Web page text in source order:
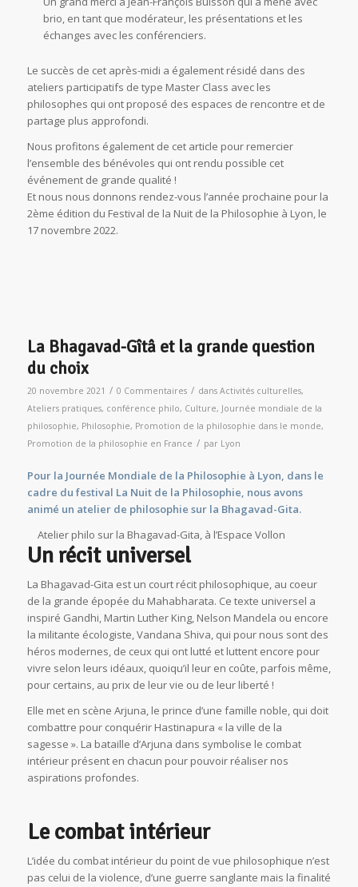
brio, en tant que modérateur, les présentations et les
échanges avec les conférenciers.
Le succès de cet après-midi a également résidé dans des
ateliers participatifs de type Master Class avec les
philosophes qui ont proposé des espaces de rencontre et de
partage plus approfondi.
Nous profitons également de cet article pour remercier
l’ensemble des bénévoles qui ont rendu possible cet
événement de grande qualité !
Et nous nous donnons rendez-vous l’année prochaine pour la
2ème édition du Festival de la Nuit de la Philosophie à Lyon, le
17 novembre 2022.
La Bhagavad-Gîtâ et la grande question
du choix
20 novembre 2021 / 0 Commentaires / dans Activités culturelles,
Ateliers pratiques, conférence philo, Culture, Journée mondiale de la
philosophie, Philosophie, Promotion de la philosophie dans le monde,
Promotion de la philosophie en France / par Lyon
Pour la Journée Mondiale de la Philosophie à Lyon, dans le
cadre du festival La Nuit de la Philosophie, nous avons
animé un atelier de philosophie sur la Bhagavad-Gita.
Atelier philo sur la Bhagavad-Gita, à l’Espace Vollon
Un récit universel
La Bhagavad-Gita est un court récit philosophique, au coeur
de la grande épopée du Mahabharata. Ce texte universel a
inspiré Gandhi, Martin Luther King, Nelson Mandela ou encore
la militante écologiste, Vandana Shiva, qui pour nous sont des
héros modernes, de ceux qui ont lutté et luttent encore pour
vivre selon leurs idéaux, quoiqu’il leur en coûte, parfois même,
pour certains, au prix de leur vie ou de leur liberté !
Elle met en scène Arjuna, le prince d’une famille noble, qui doit
combattre pour conquérir Hastinapura « la ville de la
sagesse ». La bataille d’Arjuna dans symbolise le combat
intérieur présent en chacun pour pouvoir réaliser nos
aspirations profondes.
Le combat intérieur
L’idée du combat intérieur du point de vue philosophique n’est
pas celui de la violence, d’une guerre sanglante mais la finalité